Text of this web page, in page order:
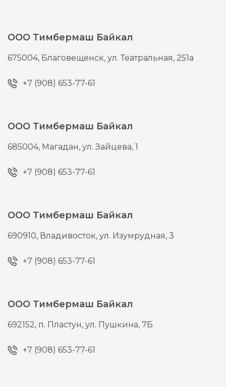
ООО Тимбермаш Байкал
675004, Благовещенск,ул. Театральная, 251а
+7 (908) 653-77-61
ООО Тимбермаш Байкал
685004, Магадан,ул. Зайцева, 1
+7 (908) 653-77-61
ООО Тимбермаш Байкал
690910, Владивосток,ул. Изумрудная, 3
+7 (908) 653-77-61
ООО Тимбермаш Байкал
692152, п. Пластун,ул. Пушкина, 7Б
+7 (908) 653-77-61